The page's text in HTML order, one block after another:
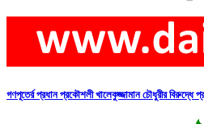
গণপূতের্র প্রধান প্রকৌশলী খালেকুজ্জামান চৌধুরীর বিরুদ্ধে